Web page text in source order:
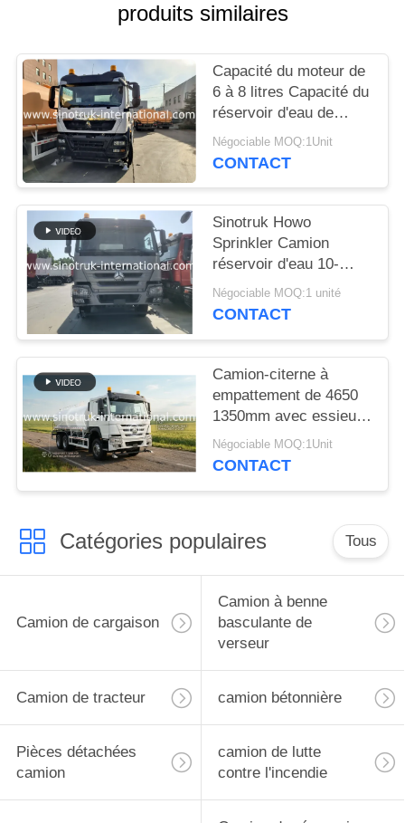
PLAN
DU
SITE
POLITIQUE
DE
CONFIDENTIALITÉ
produits similaires
Capacité du moteur de
6 à 8 litres Capacité du
réservoir d'eau de
20000 litres Solution
pour les projets de
Négociable MOQ:1Unit
CONTACT
Sinotruk Howo
Sprinkler Camion
réservoir d'eau 10-
25CBM 6 X 4 Euro 2
371HP Blanc
Négociable MOQ:1 unité
CONTACT
Camion-citerne à
empattement de 4650
1350mm avec essieu
avant VGD95 :
performances et
Négociable MOQ:1Unit
CONTACT
Catégories populaires Tous
Camion de cargaison
Camion à benne
basculante de
verseur
Camion de tracteur camion bétonnière
Pièces détachées
camion
camion de lutte
contre l'incendie